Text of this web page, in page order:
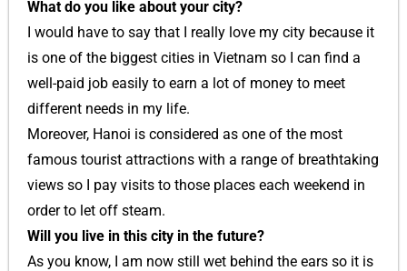
What do you like about your city?
I would have to say that I really love my city because it
is one of the biggest cities in Vietnam so I can find a
well-paid job easily to earn a lot of money to meet
different needs in my life.
Moreover, Hanoi is considered as one of the most
famous tourist attractions with a range of breathtaking
views so I pay visits to those places each weekend in
order to let off steam.
Will you live in this city in the future?
As you know, I am now still wet behind the ears so it is